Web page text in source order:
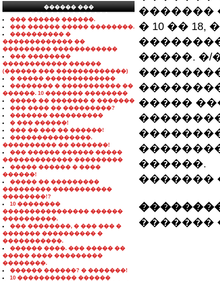
������ ���
���������������
��� ������ ������.
��� ������ ����� ��������.
���������� �
������������� ��
��������� ������������
��� ��������
������������ ������
(������ ��� �������������)
� ����� �������������
�������� � ����������� ��
������. 10 ������� ��������
����� �� ������� � �������
��� ���� �� ���������?
������� ����������
� ��� ������!
��� �� ��� �� ������!
���������������.
���������� �� �������!
��� ������ ������ �����
������������� ���������
����� ������ � ����
������!
����� �� ���������
��������� �����������
��������!?
10 ��������
���������������� ������
����������.
��� ��������, � ��� ��� �
������� ���������� �
�����������.
������ ����. ��� ����� ��
����� ���� ���������
��������.
������ ������? � �������!
10 ����������� ������
�������
� 10 �� 18,
�����. �/
�����
������.
������� ��
�������